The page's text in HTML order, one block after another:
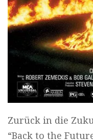
Zurück in die
“Back to the